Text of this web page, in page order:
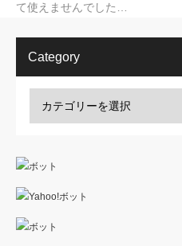
て使えませんでした…
Category